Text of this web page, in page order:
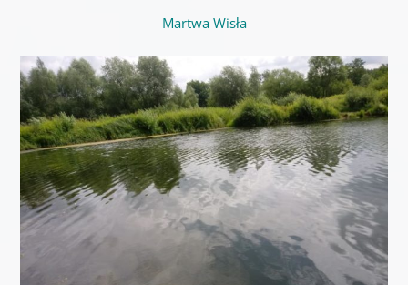
Martwa Wisła